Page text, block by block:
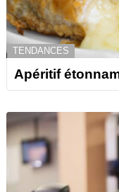
TENDANCES
Apéritif